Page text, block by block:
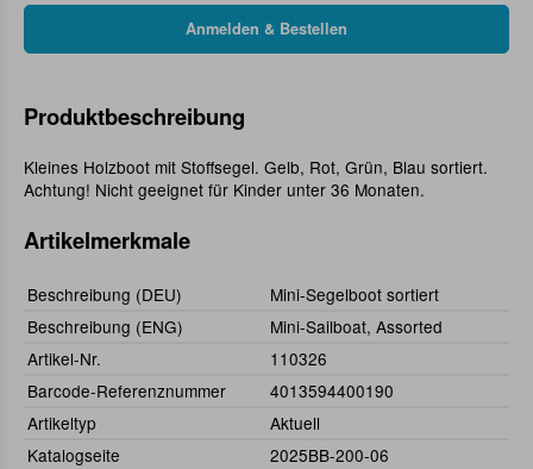
Produktbeschreibung
Kleines Holzboot mit Stoffsegel. Gelb, Rot, Grün, Blau sortiert.
Achtung! Nicht geeignet für Kinder unter 36 Monaten.
Artikelmerkmale
Beschreibung (DEU)
Mini-Segelboot sortiert
Beschreibung (ENG)
Mini-Sailboat, Assorted
Artikel-Nr.
110326
Barcode-Referenznummer
4013594400190
Artikeltyp
Aktuell
Katalogseite
2025BB-200-06